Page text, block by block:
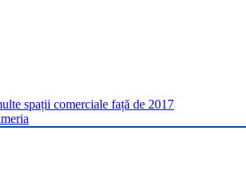
spații comerciale față de 2017